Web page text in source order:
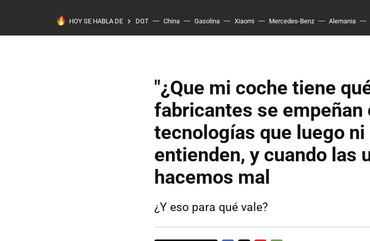
HOY SE HABLA DE DGT China Gasolina Xiaomi Mercedes-Benz Alemania
"¿Que mi coche tiene
fabricantes se empeñan
tecnologías que luego ni
entienden, y cuando las
hacemos mal
¿Y eso para qué vale?